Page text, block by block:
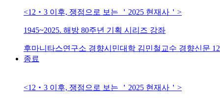
<12‧3 이후, 쟁점으로 보는 ＇2025 현재사＇>
1945~2025. 해방 80주년 기획 시리즈 강좌
후마니타스연구소 경향시민대학 김민철교수 경향신문
종료
<12‧3 이후, 쟁점으로 보는 ＇2025 현재사＇>